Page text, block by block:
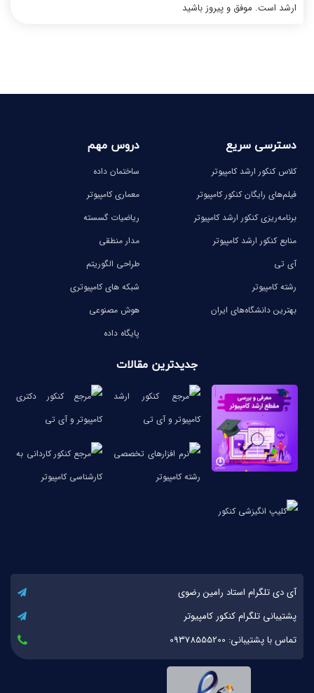
ارشد است. موفق و پیروز باشید
دسترسی سریع
کلاس کنکور ارشد کامپیوتر
فیلم‌های رایگان کنکور کامپیوتر
برنامه‌ریزی کنکور ارشد کامپیوتر
منابع کنکور ارشد کامپیوتر
آی تی
رشته کامپیوتر
بهترین دانشگاه‌های ایران
دروس مهم
ساختمان داده
معماری کامپیوتر
ریاضیات گسسته
مدار منطقی
طراحی الگوریتم
شبکه های کامپیوتری
هوش مصنوعی
پایگاه داده
جدیدترین مقالات
آی دی تلگرام استاد رامین رضوی
پشتیبانی تلگرام کنکور کامپیوتر
تماس با پشتیبانی: 09378555200